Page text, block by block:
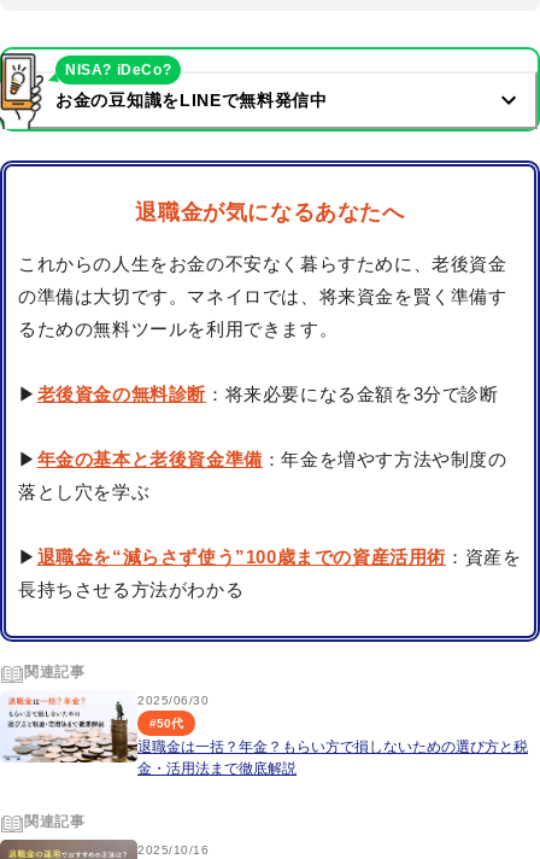
お金の豆知識をLINEで無料発信中
NISA? iDeCo?
退職金が気になるあなたへ
これからの人生をお金の不安なく暮らすために、老後資金
の準備は大切です。マネイロでは、将来資金を賢く準備す
るための無料ツールを利用できます。
▶ 老後資金の無料診断 ：将来必要になる金額を3分で診断
▶ 年金の基本と老後資金準備 ：年金を増やす方法や制度の
落とし穴を学ぶ
▶ 退職金を“減らさず使う”100歳までの資産活用術 ：資産を
長持ちさせる方法がわかる
関連記事
2025/06/30
#50代
退職金は一括？年金？もらい方で損しないための選び方と税
金・活用法まで徹底解説
関連記事
2025/10/16